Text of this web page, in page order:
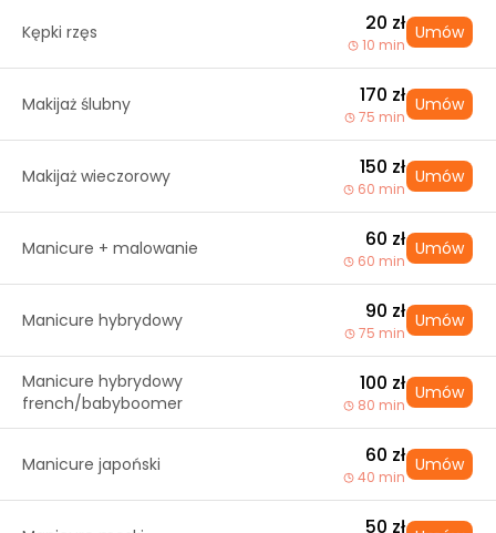
Kępki rzęs 20 zł
10 min
Umów
Makijaż ślubny 170 zł
75 min
Umów
Makijaż wieczorowy 150 zł
60 min
Umów
Manicure + malowanie 60 zł
60 min
Umów
Manicure hybrydowy 90 zł
75 min
Umów
Manicure hybrydowy
french/babyboomer
100 zł
80 min
Umów
Manicure japoński 60 zł
40 min
Umów
50 zł